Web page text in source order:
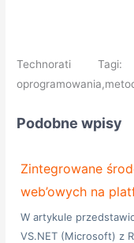
Technorati Tagi:
Podobne wpisy
Zintegrowane
web’owych na
W artykule
VS.NET (Microsoft) z